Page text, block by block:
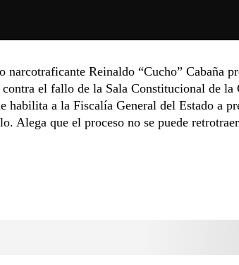
narcotraficante Reinaldo “Cucho” Cabaña
el fallo de la Sala Constitucional de la
habilita a la Fiscalía General del Estado a
Alega que el proceso no se puede